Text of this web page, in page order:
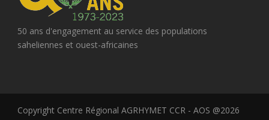
50 ans d'engagement au service des populations
saheliennes et ouest-africaines
Copyright Centre Régional AGRHYMET CCR - AOS @2026